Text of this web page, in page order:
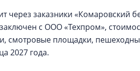
через заказники «Комаровский
с ООО «Техпром»,
смотровые площадки,
2027 года.